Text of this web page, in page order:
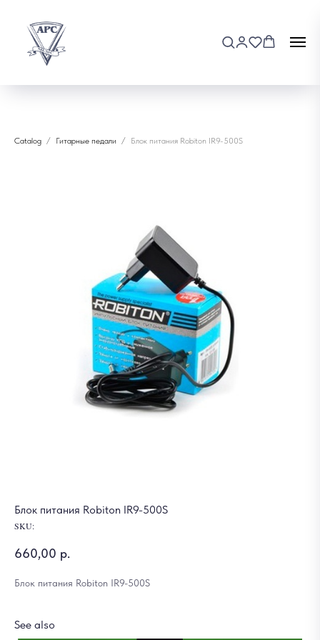
Catalog Гитарные педали Блок питания Robiton IR9-500S
Блок питания Robiton IR9-500S
SKU:
660,00 р.
Блок питания Robiton IR9-500S
See also